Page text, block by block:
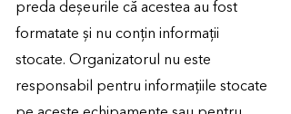
preda deșeurile că acestea au fost
formatate și nu conțin informații
stocate. Organizatorul nu este
responsabil pentru informațiile stocate